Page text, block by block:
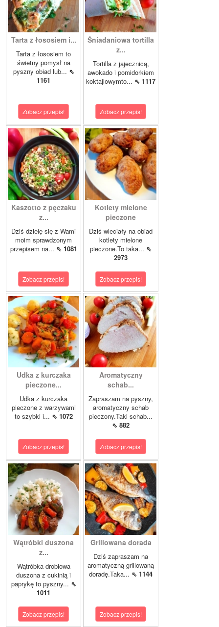
Tarta z łososiem i...
Tarta z łososiem to
świetny pomysł na
pyszny obiad lub... ⇖
1161
Zobacz przepis!
Śniadaniowa tortilla
z...
Tortilla z jajecznicą,
awokado i pomidorkiem
koktajlowymto... ⇖ 1117
Zobacz przepis!
Kaszotto z pęczaku
z...
Dziś dzielę się z Wami
moim sprawdzonym
przepisem na... ⇖ 1081
Zobacz przepis!
Kotlety mielone
pieczone
Dziś wleciały na obiad
kotlety mielone
pieczone.To taka... ⇖
2973
Zobacz przepis!
Udka z kurczaka
pieczone...
Udka z kurczaka
pieczone z warzywami
to szybki i... ⇖ 1072
Zobacz przepis!
Aromatyczny
schab...
Zapraszam na pyszny,
aromatyczny schab
pieczony.Taki schab...
⇖ 882
Zobacz przepis!
Wątróbki duszona
z...
Wątróbka drobiowa
duszona z cukinią i
paprykę to pyszny... ⇖
1011
Zobacz przepis!
Grillowana dorada
Dziś zapraszam na
aromatyczną grillowaną
doradę.Taka... ⇖ 1144
Zobacz przepis!